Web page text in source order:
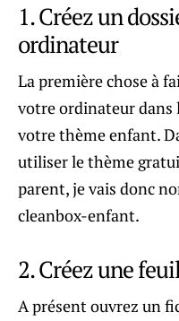
1. Créez un
ordinateur
La première chose à
votre ordinateur dans
votre thème enfant.
utiliser le thème
parent, je vais donc
cleanbox-enfant.
2. Créez une
A présent ouvrez un